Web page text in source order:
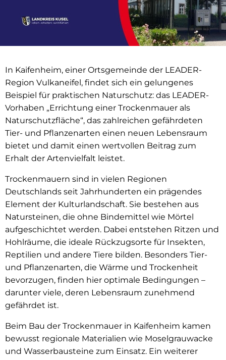
In Kaifenheim, einer Ortsgemeinde der LEADER-
Region Vulkaneifel, findet sich ein gelungenes
Beispiel für praktischen Naturschutz: das LEADER-
Vorhaben „Errichtung einer Trockenmauer als
Naturschutzfläche“, das zahlreichen gefährdeten
Tier- und Pflanzenarten einen neuen Lebensraum
bietet und damit einen wertvollen Beitrag zum
Erhalt der Artenvielfalt leistet.
Trockenmauern sind in vielen Regionen
Deutschlands seit Jahrhunderten ein prägendes
Element der Kulturlandschaft. Sie bestehen aus
Natursteinen, die ohne Bindemittel wie Mörtel
aufgeschichtet werden. Dabei entstehen Ritzen und
Hohlräume, die ideale Rückzugsorte für Insekten,
Reptilien und andere Tiere bilden. Besonders Tier-
und Pflanzenarten, die Wärme und Trockenheit
bevorzugen, finden hier optimale Bedingungen –
darunter viele, deren Lebensraum zunehmend
gefährdet ist.
Beim Bau der Trockenmauer in Kaifenheim kamen
bewusst regionale Materialien wie Moselgrauwacke
und Wasserbausteine zum Einsatz. Ein weiterer